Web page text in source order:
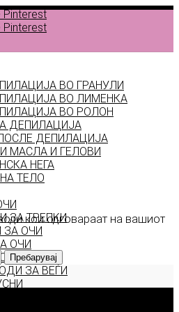
Pinterest
Pinterest
ВО ГРАНУЛИ
ВО ЛИМЕНКА
ВО РОЛОН
ДЕПИЛАЦИЈА
ДЕПИЛАЦИЈА
МАСЛА И ГЕЛОВИ
НЕГА
ТЕЛО
ЗА ТРЕПКИ
ОЧИ
ОЧИ
ЗА ВЕЃИ
кои одговараат на вашиот
Пребарувај